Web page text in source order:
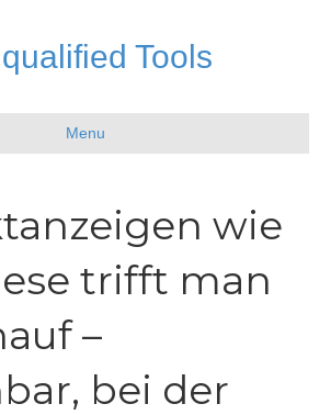
Tools
Menu
wie
trifft man
–
bei der